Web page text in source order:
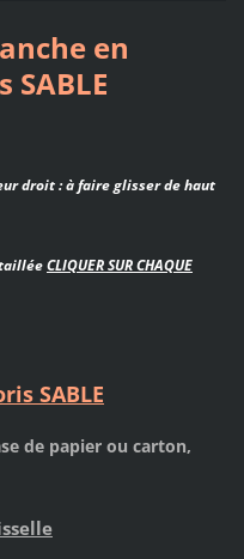
en
SABLE
droit : à faire glisser de haut
CLIQUER SUR CHAQUE
SABLE
de papier ou carton,